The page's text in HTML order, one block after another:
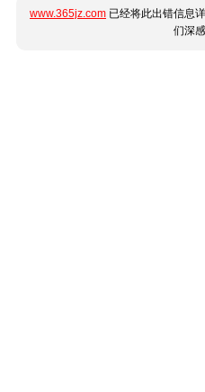
www.365jz.com 已经将此出错信息
们深